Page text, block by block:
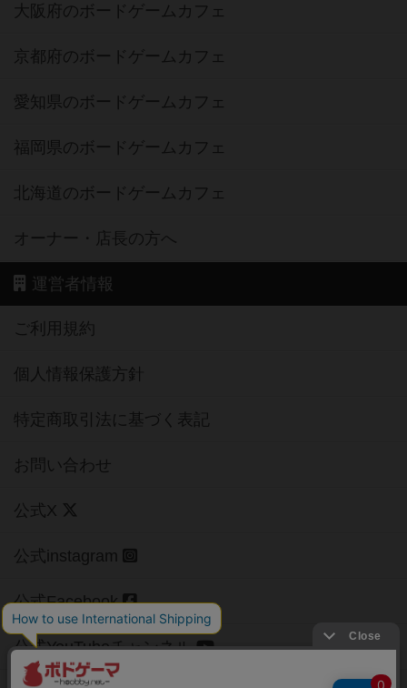
大阪府のボードゲームカフェ
京都府のボードゲームカフェ
愛知県のボードゲームカフェ
福岡県のボードゲームカフェ
北海道のボードゲームカフェ
オーナー・店長の方へ
運営者情報
ご利用規約
個人情報保護方針
特定商取引法に基づく表記
お問い合わせ
公式X
公式instagram
公式Facebook
公式YouTubeチャンネル